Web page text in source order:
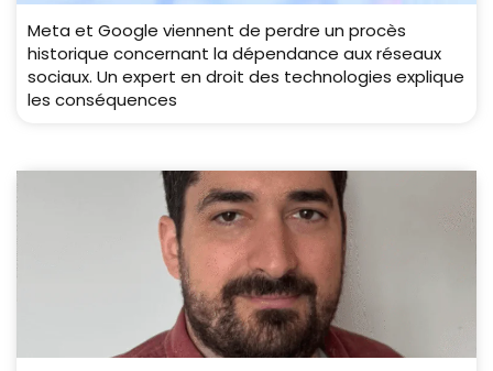
Meta et Google viennent de perdre un procès
historique concernant la dépendance aux réseaux
sociaux. Un expert en droit des technologies explique
les conséquences